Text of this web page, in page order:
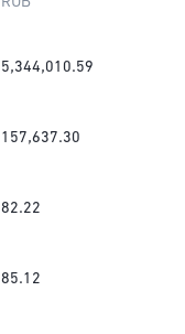
5,344,010.59
157,637.30
82.22
85.12